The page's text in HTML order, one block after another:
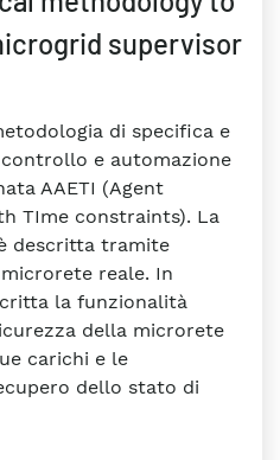
supervisor
di specifica e
e automazione
AAETI (Agent
TIme constraints). La
descritta tramite
reale. In
la funzionalità
della microrete
carichi e le
dello stato di